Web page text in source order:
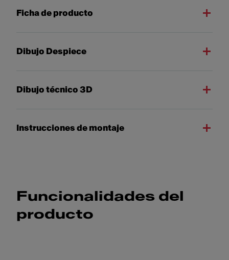
Ficha de producto
Dibujo Despiece
Dibujo técnico 3D
Instrucciones de montaje
Funcionalidades del
producto